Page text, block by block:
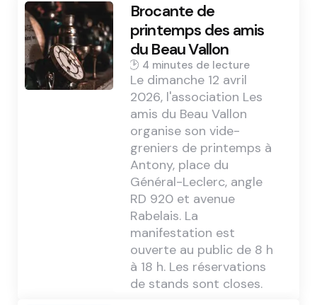
Brocante de
printemps des amis
du Beau Vallon
4 min
Le dimanche 12 avril
2026, l'association Les
amis du Beau Vallon
organise son vide-
greniers de printemps à
Antony, place du
Général-Leclerc, angle
RD 920 et avenue
Rabelais. La
manifestation est
ouverte au public de 8 h
à 18 h. Les réservations
de stands sont closes.